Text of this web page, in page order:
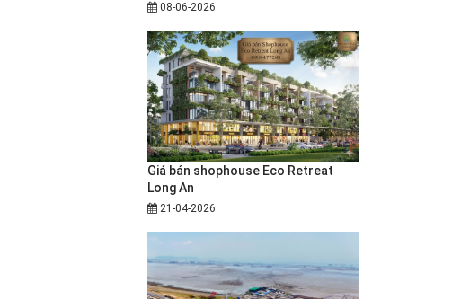
08-06-2026
Giá bán shophouse Eco Retreat
Long An
21-04-2026